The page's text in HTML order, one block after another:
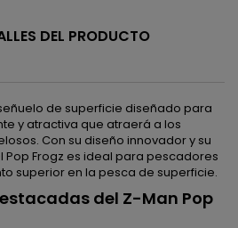
DEL PRODUCTO
de superficie diseñado para
y atractiva que atraerá a los
Con su diseño innovador y su
Frogz es ideal para pescadores
superior en la pesca de superficie.
del Z-Man Pop